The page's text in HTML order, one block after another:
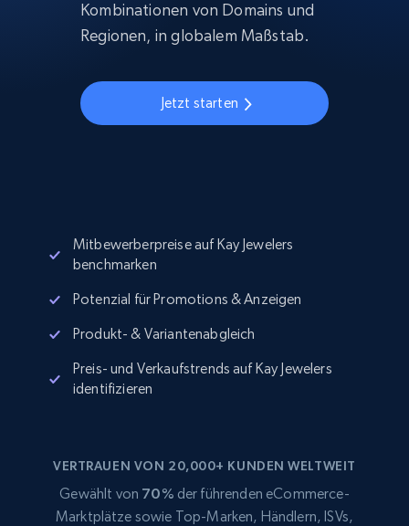
Kombinationen von Domains und
Regionen, in globalem Maßstab.
Jetzt starten
Mitbewerberpreise auf Kay Jewelers
benchmarken
Potenzial für Promotions & Anzeigen
Produkt- & Variantenabgleich
Preis- und Verkaufstrends auf Kay Jewelers
identifizieren
VERTRAUEN VON 20,000+ KUNDEN WELTWEIT
Gewählt von 70% der führenden eCommerce-
Marktplätze sowie Top-Marken, Händlern, ISVs,